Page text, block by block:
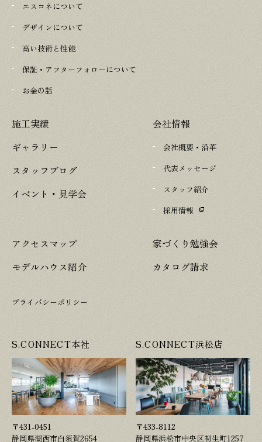
エスコネについて
デザインについて
高い技術と性能
保証・アフターフォローについて
お金の話
施工実績
ギャラリー
スタッフブログ
イベント・見学会
会社情報
会社概要・沿革
代表メッセージ
スタッフ紹介
採用情報
アクセスマップ
モデルハウス紹介
家づくり勉強会
カタログ請求
プライバシーポリシー
S.CONNECT本社
〒431-0451
静岡県湖西市白須賀2654
S.CONNECT浜松店
〒433-8112
静岡県浜松市中央区初生町1257